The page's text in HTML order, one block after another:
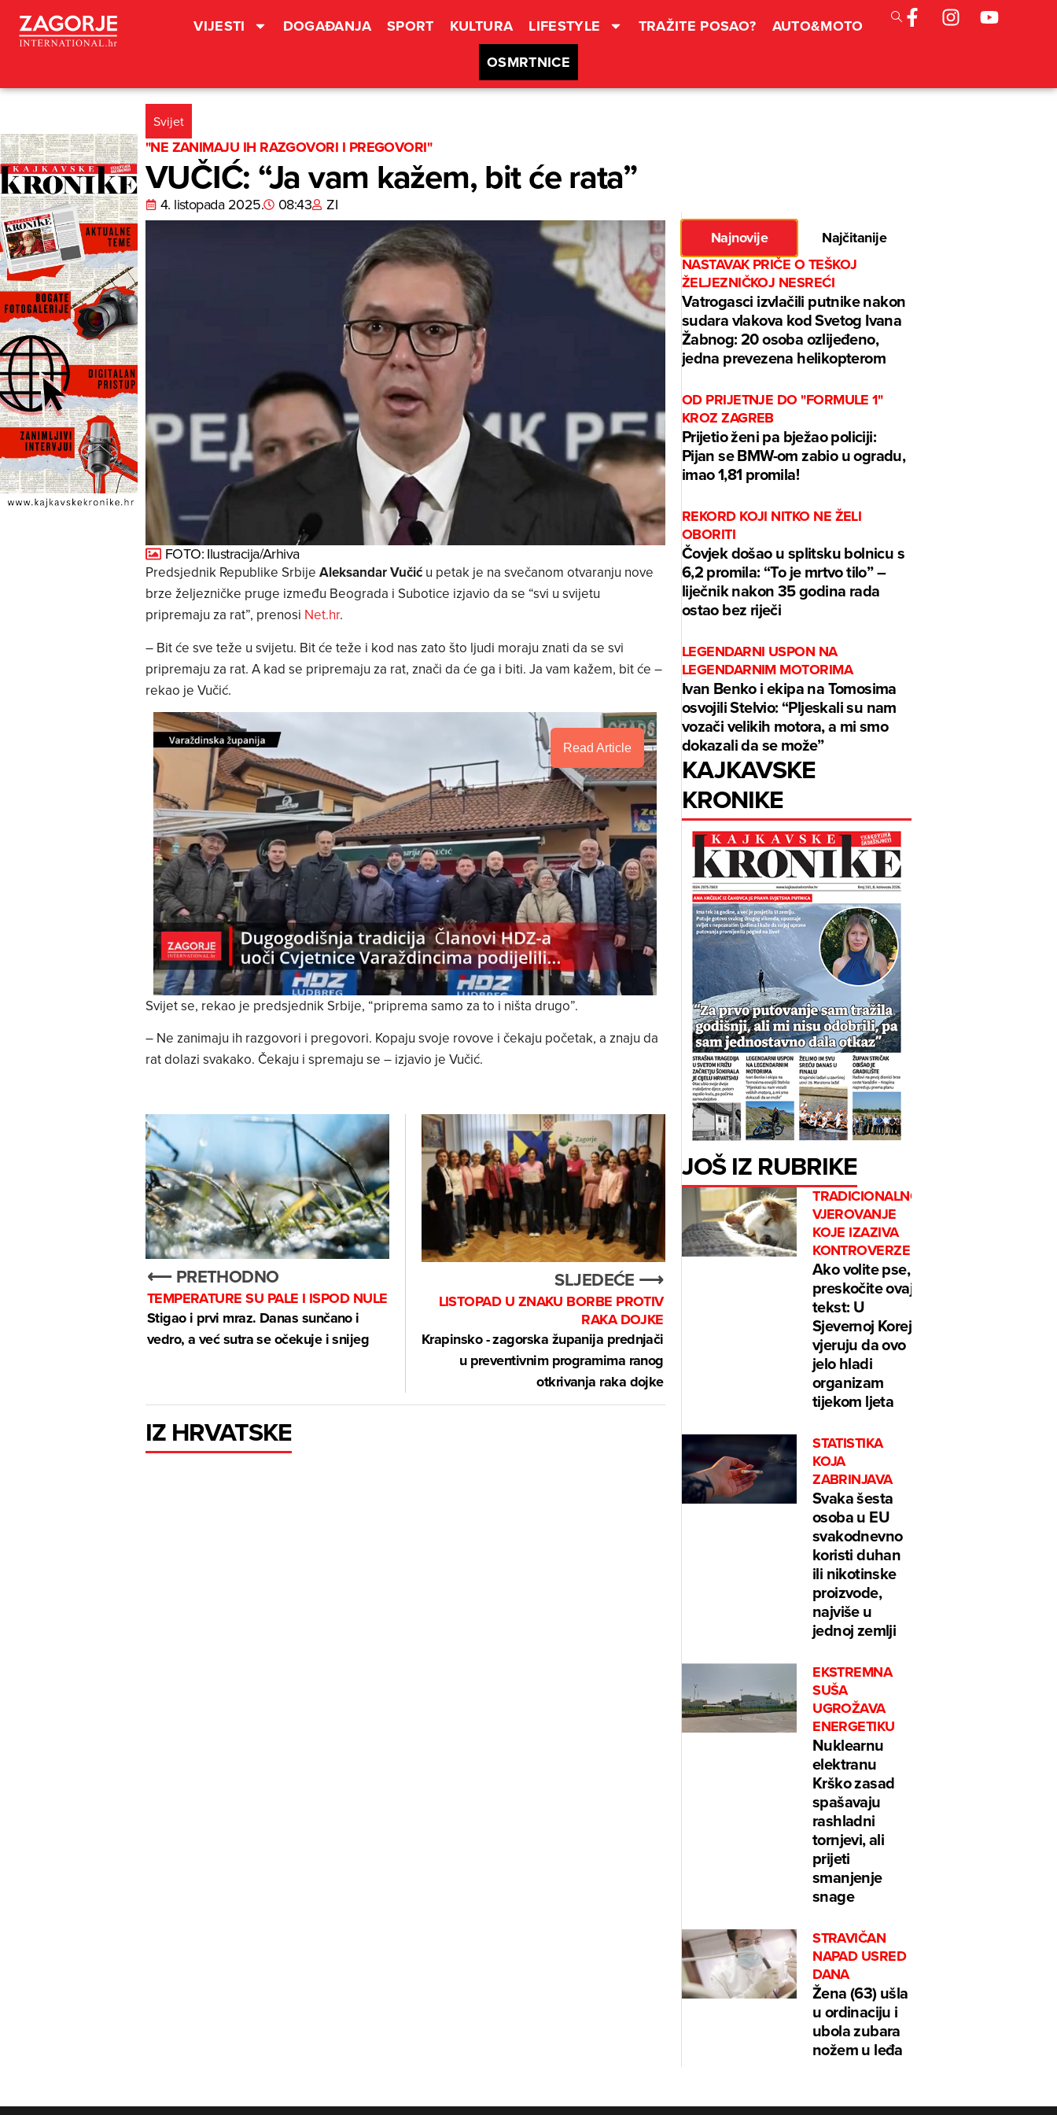
VIJESTI DOGAĐANJA SPORT KULTURA LIFESTYLE TRAŽITE POSAO?
AUTO&MOTO
OSMRTNICE
Svijet
"NE ZANIMAJU IH RAZGOVORI I PREGOVORI"
VUČIĆ: “Ja vam kažem, bit će rata”
4. listopada 2025. 08:43 ZI
FOTO: Ilustracija/Arhiva
Predsjednik Republike Srbije Aleksandar Vučiću petak je na svečanom otvaranju nove
brze željezničke pruge između Beograda i Subotice izjavio da se “svi u svijetu
pripremaju za rat”, prenosi Net.hr.
– Bit će sve teže u svijetu. Bit će teže i kod nas zato što ljudi moraju znati da se svi
pripremaju za rat. A kad se pripremaju za rat, znači da će ga i biti. Ja vam kažem, bit će –
rekao je Vučić.
Read Article
Svijet se, rekao je predsjednik Srbije, “priprema samo za to i ništa drugo”.
– Ne zanimaju ih razgovori i pregovori. Kopaju svoje rovove i čekaju početak, a znaju da
rat dolazi svakako. Čekaju i spremaju se – izjavio je Vučić.
⟵ PRETHODNO
TEMPERATURE SU PALE I ISPOD NULE
Stigao i prvi mraz. Danas sunčano i
vedro, a već sutra se očekuje i snijeg
SLJEDEĆE ⟶
LISTOPAD U ZNAKU BORBE PROTIV
RAKA DOJKE
Krapinsko - zagorska županija prednjači
u preventivnim programima ranog
otkrivanja raka dojke
IZ HRVATSKE
Najnovije
Najčitanije
NASTAVAK PRIČE O TEŠKOJ
ŽELJEZNIČKOJ NESREĆI
Vatrogasci izvlačili putnike nakon
sudara vlakova kod Svetog Ivana
Žabnog: 20 osoba ozlijeđeno,
jedna prevezena helikopterom
OD PRIJETNJE DO "FORMULE 1"
KROZ ZAGREB
Prijetio ženi pa bježao policiji:
Pijan se BMW-om zabio u ogradu,
imao 1,81 promila!
REKORD KOJI NITKO NE ŽELI
OBORITI
Čovjek došao u splitsku bolnicu s
6,2 promila: “To je mrtvo tilo” –
liječnik nakon 35 godina rada
ostao bez riječi
LEGENDARNI USPON NA
LEGENDARNIM MOTORIMA
Ivan Benko i ekipa na Tomosima
osvojili Stelvio: “Pljeskali su nam
vozači velikih motora, a mi smo
dokazali da se može”
KAJKAVSKE
KRONIKE
JOŠ IZ RUBRIKE
TRADICIONALNO
VJEROVANJE
KOJE IZAZIVA
KONTROVERZE
Ako volite pse,
preskočite ovaj
tekst: U
Sjevernoj Koreji
vjeruju da ovo
jelo hladi
organizam
tijekom ljeta
STATISTIKA
KOJA
ZABRINJAVA
Svaka šesta
osoba u EU
svakodnevno
koristi duhan
ili nikotinske
proizvode,
najviše u
jednoj zemlji
EKSTREMNA
SUŠA
UGROŽAVA
ENERGETIKU
Nuklearnu
elektranu
Krško zasad
spašavaju
rashladni
tornjevi, ali
prijeti
smanjenje
snage
STRAVIČAN
NAPAD USRED
DANA
Žena (63) ušla
u ordinaciju i
ubola zubara
nožem u leđa